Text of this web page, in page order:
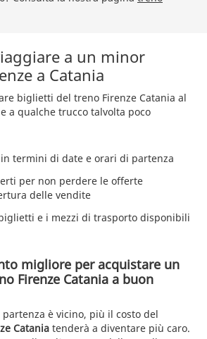
a un minor
a Catania
biglietti del treno Firenze Catania al
a qualche trucco talvolta poco
termini di date e orari di partenza
per non perdere le offerte
delle vendite
e i mezzi di trasporto disponibili
migliore per acquistare un
Firenze Catania a buon
è vicino, più il costo del
Catania tenderà a diventare più caro.